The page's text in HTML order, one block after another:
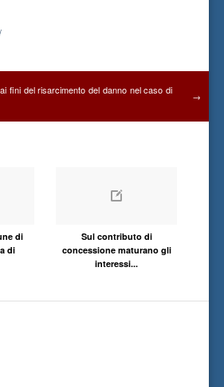
/
fini del risarcimento del danno nel caso di
→
di
di
Sul contributo di
concessione maturano gli
interessi...